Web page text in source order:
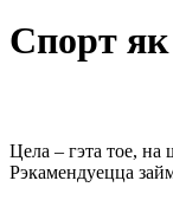
Спорт як
Цела – гэта тое, на
Рэкамендуецца